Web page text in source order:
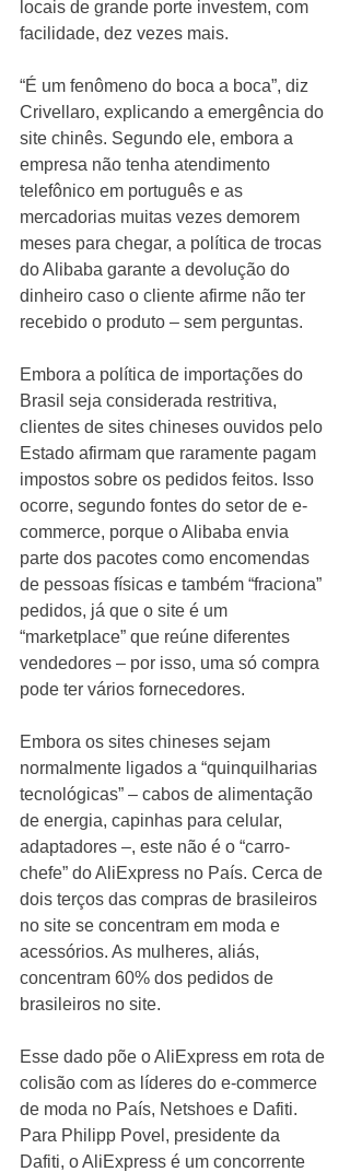
locais de grande porte investem, com
facilidade, dez vezes mais.
“É um fenômeno do boca a boca”, diz
Crivellaro, explicando a emergência do
site chinês. Segundo ele, embora a
empresa não tenha atendimento
telefônico em português e as
mercadorias muitas vezes demorem
meses para chegar, a política de trocas
do Alibaba garante a devolução do
dinheiro caso o cliente afirme não ter
recebido o produto – sem perguntas.
Embora a política de importações do
Brasil seja considerada restritiva,
clientes de sites chineses ouvidos pelo
Estado afirmam que raramente pagam
impostos sobre os pedidos feitos. Isso
ocorre, segundo fontes do setor de e-
commerce, porque o Alibaba envia
parte dos pacotes como encomendas
de pessoas físicas e também “fraciona”
pedidos, já que o site é um
“marketplace” que reúne diferentes
vendedores – por isso, uma só compra
pode ter vários fornecedores.
Embora os sites chineses sejam
normalmente ligados a “quinquilharias
tecnológicas” – cabos de alimentação
de energia, capinhas para celular,
adaptadores –, este não é o “carro-
chefe” do AliExpress no País. Cerca de
dois terços das compras de brasileiros
no site se concentram em moda e
acessórios. As mulheres, aliás,
concentram 60% dos pedidos de
brasileiros no site.
Esse dado põe o AliExpress em rota de
colisão com as líderes do e-commerce
de moda no País, Netshoes e Dafiti.
Para Philipp Povel, presidente da
Dafiti, o AliExpress é um concorrente